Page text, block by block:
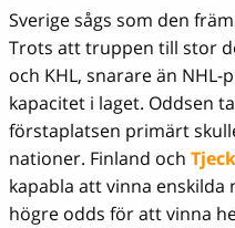
Sverige sågs som den
Trots att truppen till stor
och KHL, snarare än
kapacitet i laget. Oddsen
förstaplatsen primärt
nationer. Finland och
kapabla att vinna
högre odds för att vinna